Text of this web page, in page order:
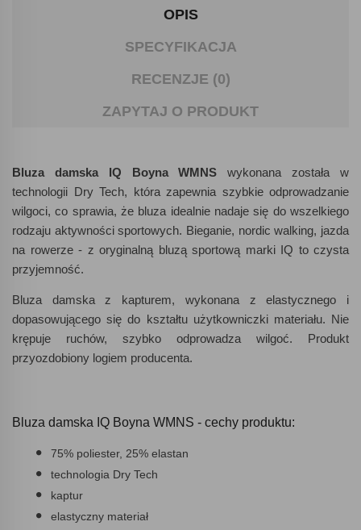
OPIS
SPECYFIKACJA
RECENZJE (0)
ZAPYTAJ O PRODUKT
Bluza damska IQ Boyna WMNS wykonana została w
technologii Dry Tech, która zapewnia szybkie odprowadzanie
wilgoci, co sprawia, że bluza idealnie nadaje się do wszelkiego
rodzaju aktywności sportowych. Bieganie, nordic walking, jazda
na rowerze - z oryginalną bluzą sportową marki IQ to czysta
przyjemność.
Bluza damska z kapturem, wykonana z elastycznego i
dopasowującego się do kształtu użytkowniczki materiału. Nie
krępuje ruchów, szybko odprowadza wilgoć. Produkt
przyozdobiony logiem producenta.
Bluza damska IQ Boyna WMNS - cechy produktu:
75% poliester, 25% elastan
technologia Dry Tech
kaptur
elastyczny materiał